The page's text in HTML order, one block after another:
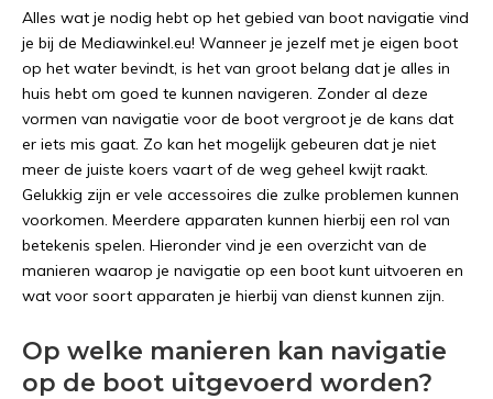
Alles wat je nodig hebt op het gebied van boot navigatie vind
je bij de Mediawinkel.eu! Wanneer je jezelf met je eigen boot
op het water bevindt, is het van groot belang dat je alles in
huis hebt om goed te kunnen navigeren. Zonder al deze
vormen van navigatie voor de boot vergroot je de kans dat
er iets mis gaat. Zo kan het mogelijk gebeuren dat je niet
meer de juiste koers vaart of de weg geheel kwijt raakt.
Gelukkig zijn er vele accessoires die zulke problemen kunnen
voorkomen. Meerdere apparaten kunnen hierbij een rol van
betekenis spelen. Hieronder vind je een overzicht van de
manieren waarop je navigatie op een boot kunt uitvoeren en
wat voor soort apparaten je hierbij van dienst kunnen zijn.
Op welke manieren kan navigatie
op de boot uitgevoerd worden?